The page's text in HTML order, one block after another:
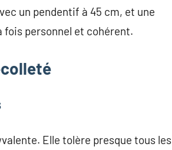
un pendentif à 45 cm, et une
fois personnel et cohérent.
Elle tolère presque tous les